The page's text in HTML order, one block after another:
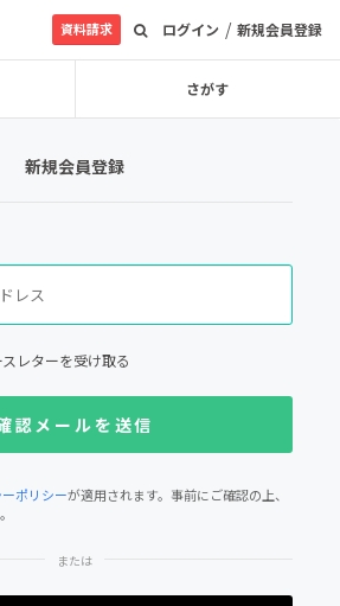
ログイン / 新規会員登録
資料請求
さがす
新規会員登録
レターを受け取る
ポリシーが適用されます。事前にご確認の上、